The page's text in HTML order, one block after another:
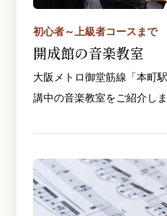
初心者～上級者コースまで
開成館の音楽教室
大阪メトロ御堂筋線「本町
講中の音楽教室をご紹介しま